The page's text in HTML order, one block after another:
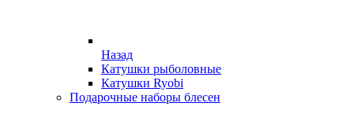
Назад
Катушки рыболовные
Катушки Ryobi
Подарочные наборы блесен